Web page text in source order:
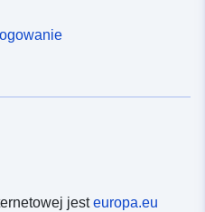
jesteuropa.eu